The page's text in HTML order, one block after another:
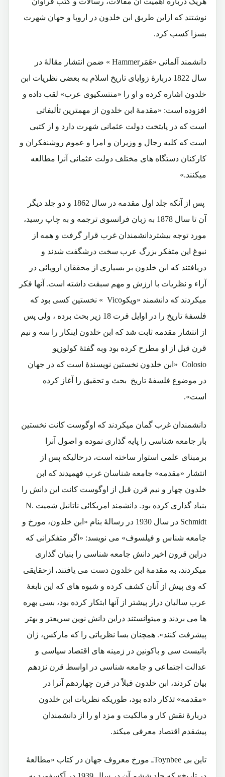
نوشتند که ازاین طریق ابن خلدون در اروپا و جهان شهرت
بسزا کسب کرد.
دانشمند آلمانی «هَمَرHammer » ضمن انتشار مقالۀ در
سال 1822 دربارۀ زوایای تاریخ اسلام به بعضی نظریات ابن
خلدون اشاره کرده و او را «منتسکیوی عرب» لقب داده و
افزوده است: «مقدمۀ ابن خلدون از مهمترین تألیفاتی
است که در پایتخت دولت عثمانی شهرت دارد و از کتبی
است که کلیه رجال و وزیران و امرا و عموم روشنفکران و
کارکنان دستگاه های مختلف دولت عثمانی آنرا مطالعه
میکنند.»
پس از آنکه جلد اول مقدمه در سال 1862 و دو جلد دیگر
آن تا سال 1878 به زبان فرانسوی ترجمه و به چاپ رسید،
مورد توجه بیشتردانشمندان غرب قرار گرفت و همه از
نبوغ این متفکر بزرگ عرب سخت درشگفت شدند و
دریافتند که ابن خلدون بر بسیاری از محققان اروپائی در
آراء و نظریات با ارزش و مهم سبقت داشته است. آنها فکر
میکردند که دانشمند «ویکوVico » نخستین کسی بود که
فلسفۀ تاریخ را در اوایل قرت 18 زیر بحث برده ، ولی پس
از انتشار مقدمه ثابت شد که ابن خلدون اینکار را سه و نیم
قرن قبل از او مطرح کرده بود وبه گفتۀ کولوزیو
Colosio «ابن خلدون نخستین نویسندۀ است که در جهان
در موضوع فلسفۀ تاریخ بحث و تحقیق را آغاز کرده
است».
دانشمندان غرب گمان میکردند که اوگوست کانت نخستین
بار جامعه شناسی را پایه گذاری نموده و اصول آنرا
برمبنای علمی استوار ساخته است، درحالیکه پس از
انتشار «مقدمه» جامعه شناسان غرب فهمیدند که ابن
خلدون چهار و نیم قرن قبل از اوگوست کانت این دانش را
بنیاد گذاری کرده بود. دانشمند امریکائی ناتانیل شمیت N.
Schmidt در سال 1930 در رسالۀ بنام «ابن خلدون، مورخ و
جامعه شناس و فیلسوف» می نویسد: «اگر متفکرانی که
دراین قرون اخیر دانش جامعه شناسی را بنیان گذاری
میکردند، به مقدمۀ ابن خلدون دست می یافتند، ازحقایقی
که وی پیش از آنان کشف کرده و شیوه های که این نابغۀ
عرب سالیان دراز پیشتر از آنها ابتکار کرده بود، بسی بهره
ها می بردند و میتوانستند دراین دانش نوین سریعتر و بهتر
پیشرفت کنند». همچنان بسا نظریاتی را که مارکس، ژان
باتیست سی و باکونین در زمینه های اقتصاد سیاسی و
عدالت اجتماعی و جامعه شناسی در اواسط قرن نزدهم
بیان کردند، ابن خلدون قبلاً در قرن چهاردهم آنرا در
«مقدمه» تذکار داده بود، طوریکه نظریات ابن خلدون
دربارۀ نقش کار و مالکیت و مزد او را از دانشمندان
پیشقدم اقتصاد معرفی میکند.
تاین بی Toynbeeـ مورخ معروف جهان در کتاب «مطالعۀ